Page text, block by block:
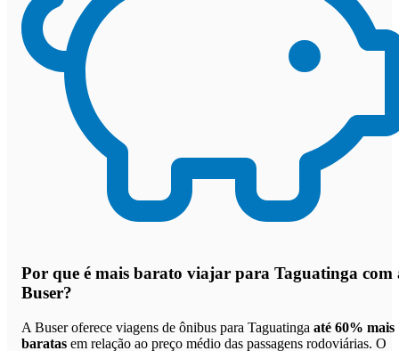
Por que é mais barato viajar para Taguatinga com
Buser?
A Buser oferece viagens de ônibus para Taguatinga até 60% mais
baratas em relação ao preço médio das passagens rodoviárias. O